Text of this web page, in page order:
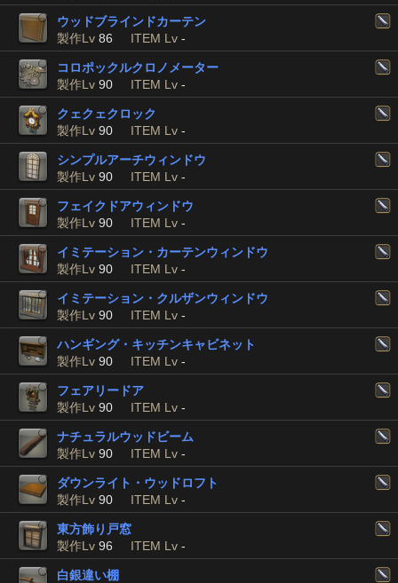
ウッドブラインドカーテン
製作Lv 86 ITEM Lv -
コロポックルクロノメーター
製作Lv 90 ITEM Lv -
クェクェクロック
製作Lv 90 ITEM Lv -
シンプルアーチウィンドウ
製作Lv 90 ITEM Lv -
フェイクドアウィンドウ
製作Lv 90 ITEM Lv -
イミテーション・カーテンウィンドウ
製作Lv 90 ITEM Lv -
イミテーション・クルザンウィンドウ
製作Lv 90 ITEM Lv -
ハンギング・キッチンキャビネット
製作Lv 90 ITEM Lv -
フェアリードア
製作Lv 90 ITEM Lv -
ナチュラルウッドビーム
製作Lv 90 ITEM Lv -
ダウンライト・ウッドロフト
製作Lv 90 ITEM Lv -
東方飾り戸窓
製作Lv 96 ITEM Lv -
白銀違い棚